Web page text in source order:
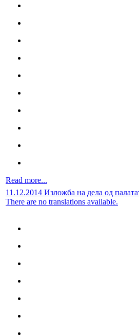
Read more...
11.12.2014 Изложба на дела од
There are no translations available.